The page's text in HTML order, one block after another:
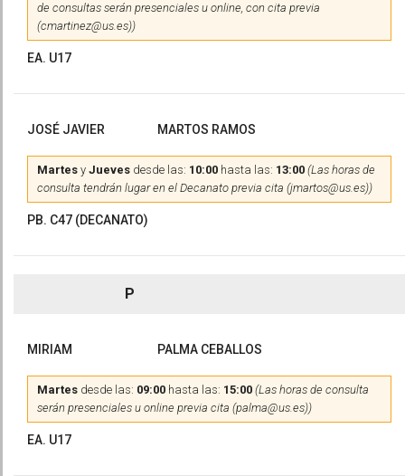
de consultas serán presenciales u online, con cita previa
(cmartinez@us.es))
EA. U17
JOSÉ JAVIER MARTOS RAMOS
Martes y Jueves desde las: 10:00 hasta las: 13:00 (Las horas de
consulta tendrán lugar en el Decanato previa cita (jmartos@us.es))
PB. C47 (DECANATO)
P
MIRIAM PALMA CEBALLOS
Martes desde las: 09:00 hasta las: 15:00 (Las horas de consulta
serán presenciales u online previa cita (palma@us.es))
EA. U17